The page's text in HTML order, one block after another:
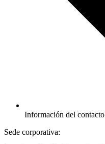
Información del contacto
Sede corporativa: